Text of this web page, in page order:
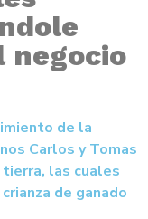
negocio
de la
Carlos y Tomas
tierra, las cuales
de ganado